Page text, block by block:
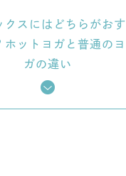
クスにはどちらがおす
ホットヨガと普通のヨ
ガの違い